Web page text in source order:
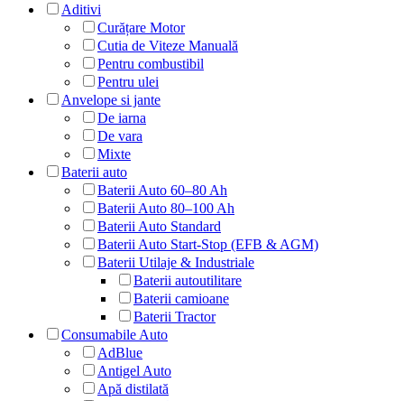
Aditivi
Curățare Motor
Cutia de Viteze Manuală
Pentru combustibil
Pentru ulei
Anvelope si jante
De iarna
De vara
Mixte
Baterii auto
Baterii Auto 60–80 Ah
Baterii Auto 80–100 Ah
Baterii Auto Standard
Baterii Auto Start-Stop (EFB & AGM)
Baterii Utilaje & Industriale
Baterii autoutilitare
Baterii camioane
Baterii Tractor
Consumabile Auto
AdBlue
Antigel Auto
Apă distilată